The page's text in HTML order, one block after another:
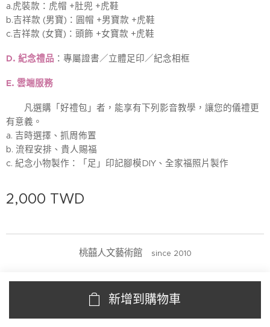
a.虎裝款：虎帽 +肚兜 +虎鞋
b.吉祥款 (男寶)：圓帽 +男寶款 +虎鞋
c.吉祥款 (女寶)：頭飾 +女寶款 +虎鞋
D. 紀念禮品 ：專屬證書／立體足印／紀念相框
E. 雲端服務
凡選購「好禮包」者，能享有下列影音教學，讓您的儀禮更
有意義。
a. 吉時選擇、抓周佈置
b. 流程安排、貴人賜福
c. 紀念小物製作：「足」印記腳模DIY、全家福照片製作
2,000 TWD
新增到購物車
桃囍人文藝術館 since 2010